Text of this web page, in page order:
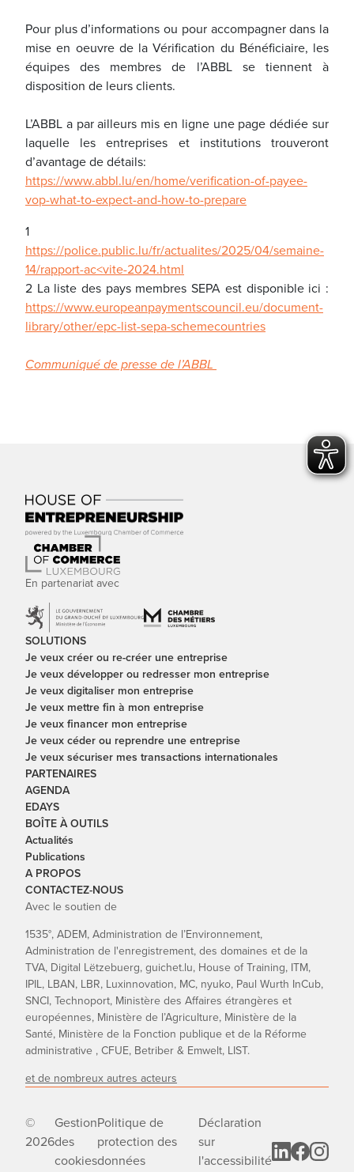
Pour plus d’informations ou pour accompagner dans la
mise en oeuvre de la Vérification du Bénéficiaire, les
équipes des membres de l’ABBL se tiennent à
disposition de leurs clients.
L’ABBL a par ailleurs mis en ligne une page dédiée sur
laquelle les entreprises et institutions trouveront
d’avantage de détails:
https://www.abbl.lu/en/home/verification-of-payee-
vop-what-to-expect-and-how-to-prepare
1
https://police.public.lu/fr/actualites/2025/04/semaine-
14/rapport-ac<vite-2024.html
2 La liste des pays membres SEPA est disponible ici :
https://www.europeanpaymentscouncil.eu/document-
library/other/epc-list-sepa-schemecountries
Communiqué de presse de l’ABBL
En partenariat avec
SOLUTIONS
Je veux créer ou re-créer une entreprise
Je veux développer ou redresser mon entreprise
Je veux digitaliser mon entreprise
Je veux mettre fin à mon entreprise
Je veux financer mon entreprise
Je veux céder ou reprendre une entreprise
Je veux sécuriser mes transactions internationales
PARTENAIRES
AGENDA
EDAYS
BOÎTE À OUTILS
Actualités
Publications
A PROPOS
CONTACTEZ-NOUS
Avec le soutien de
1535°, ADEM, Administration de l’Environnement,
Administration de l'enregistrement, des domaines et de la
TVA, Digital Lëtzebuerg, guichet.lu, House of Training, ITM,
IPIL, LBAN, LBR, Luxinnovation, MC, nyuko, Paul Wurth InCub,
SNCI, Technoport, Ministère des Affaires étrangères et
européennes, Ministère de l’Agriculture, Ministère de la
Santé, Ministère de la Fonction publique et de la Réforme
administrative , CFUE, Betriber & Emwelt, LIST.
et de nombreux autres acteurs
©
2026
Gestion
des
cookies
Politique de
protection des
données
Déclaration
sur
l'accessibilité